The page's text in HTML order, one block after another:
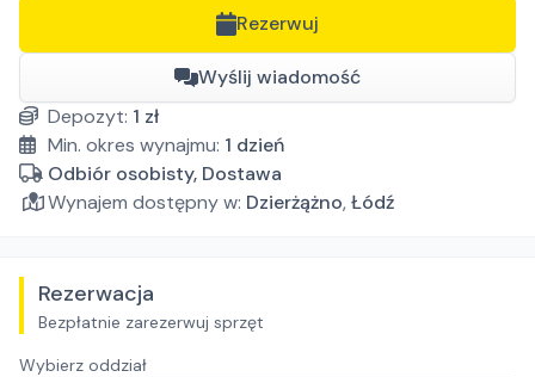
Rezerwuj
Wyślij wiadomość
Depozyt: 1 zł
Min. okres wynajmu: 1 dzień
Odbiór osobisty, Dostawa
Wynajem dostępny w: Dzierżążno,Łódź
Rezerwacja
Bezpłatnie zarezerwuj sprzęt
Wybierz oddział